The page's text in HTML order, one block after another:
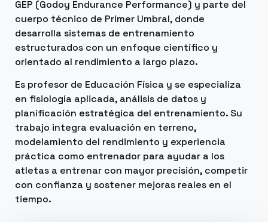
GEP (Godoy Endurance Performance) y parte del
cuerpo técnico de Primer Umbral, donde
desarrolla sistemas de entrenamiento
estructurados con un enfoque científico y
orientado al rendimiento a largo plazo.
Es profesor de Educación Física y se especializa
en fisiología aplicada, análisis de datos y
planificación estratégica del entrenamiento. Su
trabajo integra evaluación en terreno,
modelamiento del rendimiento y experiencia
práctica como entrenador para ayudar a los
atletas a entrenar con mayor precisión, competir
con confianza y sostener mejoras reales en el
tiempo.